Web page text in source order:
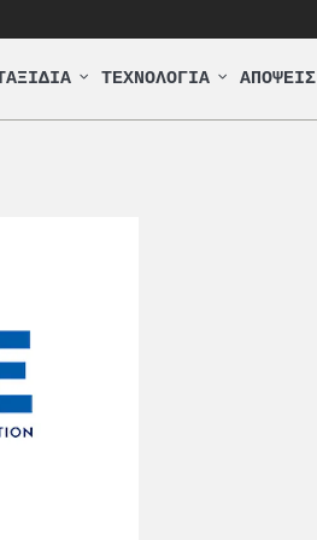
ΤΕΧΝΟΛΟΓΙΑ ΑΠΟΨΕΙΣ